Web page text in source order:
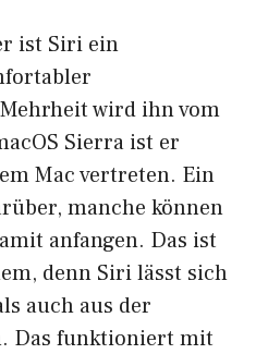
ist Siri ein
wird ihn vom
Sierra ist er
Mac vertreten. Ein
manche können
anfangen. Das ist
denn Siri lässt sich
auch aus der
Das funktioniert mit